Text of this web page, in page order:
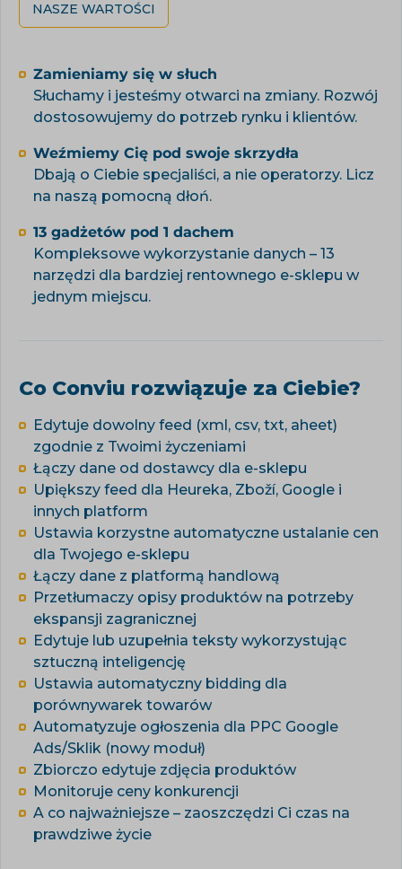
NASZE WARTOŚCI
Zamieniamy się w słuch
Słuchamy i jesteśmy otwarci na zmiany. Rozwój
dostosowujemy do potrzeb rynku i klientów.
Weźmiemy Cię pod swoje skrzydła
Dbają o Ciebie specjaliści, a nie operatorzy. Licz
na naszą pomocną dłoń.
13 gadżetów pod 1 dachem
Kompleksowe wykorzystanie danych – 13
narzędzi dla bardziej rentownego e-sklepu w
jednym miejscu.
Co Conviu rozwiązuje za Ciebie?
Edytuje dowolny feed (xml, csv, txt, aheet)
zgodnie z Twoimi życzeniami
Łączy dane od dostawcy dla e-sklepu
Upiększy feed dla Heureka, Zboží, Google i
innych platform
Ustawia korzystne automatyczne ustalanie cen
dla Twojego e-sklepu
Łączy dane z platformą handlową
Przetłumaczy opisy produktów na potrzeby
ekspansji zagranicznej
Edytuje lub uzupełnia teksty wykorzystując
sztuczną inteligencję
Ustawia automatyczny bidding dla
porównywarek towarów
Automatyzuje ogłoszenia dla PPC Google
Ads/Sklik (nowy moduł)
Zbiorczo edytuje zdjęcia produktów
Monitoruje ceny konkurencji
A co najważniejsze – zaoszczędzi Ci czas na
prawdziwe życie